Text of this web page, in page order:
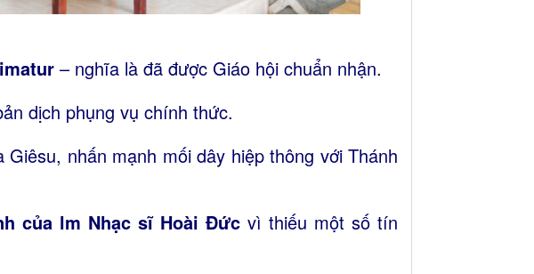
– nghĩa là đã được Giáo hội chuẩn nhận.
dịch phụng vụ chính thức.
nhấn mạnh mối dây hiệp thông với Thánh
của lm Nhạc sĩ Hoài Đức vì thiếu một số tín